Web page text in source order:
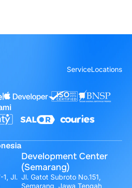
ServiceLocations
1, Jl.
Development Center
(Semarang)
Jl. Gatot Subroto No.151,
Semarang, Jawa Tengah